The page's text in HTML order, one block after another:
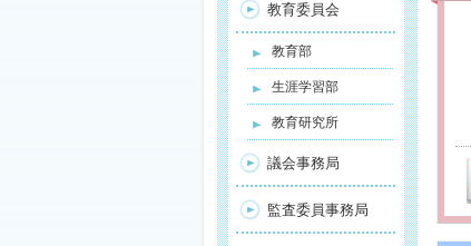
教育委員会
教育部
生涯学習部
教育研究所
議会事務局
監査委員事務局